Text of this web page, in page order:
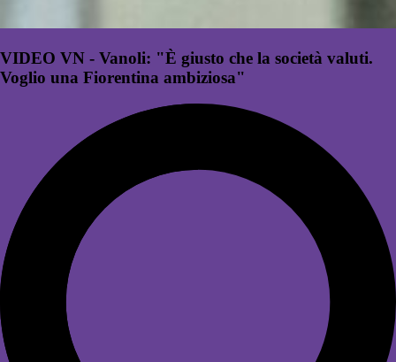
VIDEO VN - Vanoli: "È giusto che la società valuti.
Voglio una Fiorentina ambiziosa"